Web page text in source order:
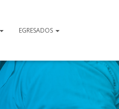
EGRESADOS